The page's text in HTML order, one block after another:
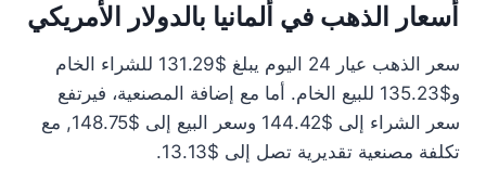
أسعار الذهب في ألمانيا بالدولار الأمريكي
سعر الذهب عيار 24 اليوم يبلغ $131.29 للشراء الخام
و$135.23 للبيع الخام. أما مع إضافة المصنعية، فيرتفع
سعر الشراء إلى $144.42 وسعر البيع إلى $148.75, مع
تكلفة مصنعية تقديرية تصل إلى $13.13.